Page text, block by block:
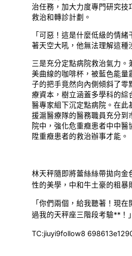
治任務，加大力度專門研究技
救治和轉診計劃。
「可惡！這是什麼低級的情
著天空大吼，他無法理解這種
三是充分定點病院救治氣力。
美曲線的咖啡杯，被藍色能量
子的把手竟然向內側傾斜了零
療資本，樹立涵蓋多學科的綜
醫專家組下沉定點病院。在此
援滬醫療隊的醫務職員充分到
院中，強化危重癥患者中中醫
陞重癥患者的救治辦事才能。
林天秤隨即將蕾絲絲帶拋向金
性的美學，中和牛土豪的粗暴
「你們兩個，給我聽著！現
過我的天秤座三階段考驗**！」
TC:jiuyi9follow8